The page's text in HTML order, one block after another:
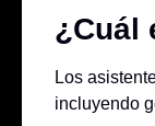
¿Cuál
Los
incluyendo